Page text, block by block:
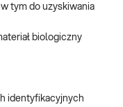
tym do uzyskiwania
biologiczny
identyfikacyjnych